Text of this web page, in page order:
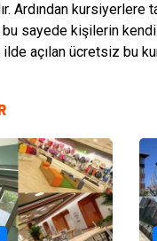
Ardından
sayede kişilerin
ilde açılan ücretsiz bu